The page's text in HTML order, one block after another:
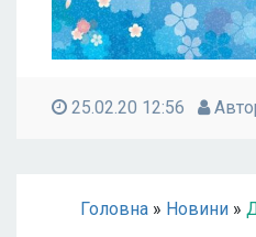
25.02.20 12:56
Головна » Новини »